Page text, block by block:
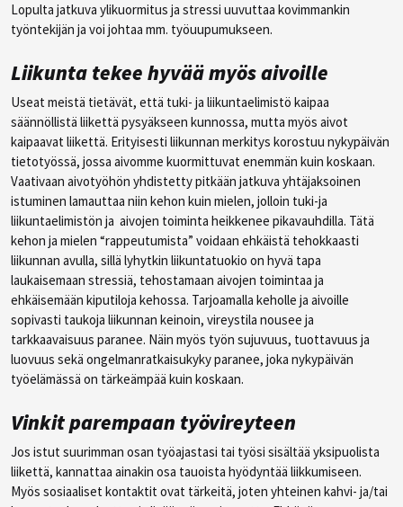
Lopulta jatkuva ylikuormitus ja stressi uuvuttaa kovimmankin
työntekijän ja voi johtaa mm. työuupumukseen.
Liikunta tekee hyvää myös aivoille
Useat meistä tietävät, että tuki- ja liikuntaelimistö kaipaa
säännöllistä liikettä pysyäkseen kunnossa, mutta myös aivot
kaipaavat liikettä. Erityisesti liikunnan merkitys korostuu nykypäivän
tietotyössä, jossa aivomme kuormittuvat enemmän kuin koskaan.
Vaativaan aivotyöhön yhdistetty pitkään jatkuva yhtäjaksoinen
istuminen lamauttaa niin kehon kuin mielen, jolloin tuki-ja
liikuntaelimistön ja aivojen toiminta heikkenee pikavauhdilla. Tätä
kehon ja mielen “rappeutumista” voidaan ehkäistä tehokkaasti
liikunnan avulla, sillä lyhytkin liikuntatuokio on hyvä tapa
laukaisemaan stressiä, tehostamaan aivojen toimintaa ja
ehkäisemään kiputiloja kehossa. Tarjoamalla keholle ja aivoille
sopivasti taukoja liikunnan keinoin, vireystila nousee ja
tarkkaavaisuus paranee. Näin myös työn sujuvuus, tuottavuus ja
luovuus sekä ongelmanratkaisukyky paranee, joka nykypäivän
työelämässä on tärkeämpää kuin koskaan.
Vinkit parempaan työvireyteen
Jos istut suurimman osan työajastasi tai työsi sisältää yksipuolista
liikettä, kannattaa ainakin osa tauoista hyödyntää liikkumiseen.
Myös sosiaaliset kontaktit ovat tärkeitä, joten yhteinen kahvi- ja/tai